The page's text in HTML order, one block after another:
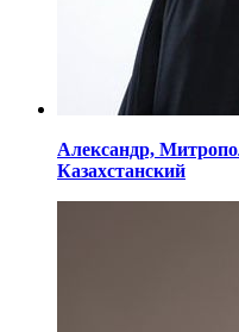
Александр,
Казахстанский